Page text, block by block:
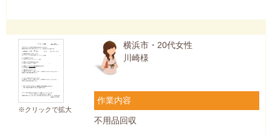
※クリックで拡大
横浜市・20代女性
川崎様
作業内容
不用品回収